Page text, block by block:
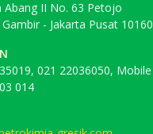
Abang II No. 63 Petojo
- Jakarta Pusat 10160
021 22036050, Mobile
014